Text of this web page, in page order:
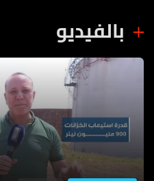
بالفيديو